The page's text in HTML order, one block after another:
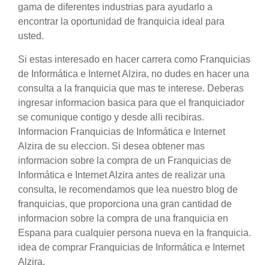
gama de diferentes industrias para ayudarlo a
encontrar la oportunidad de franquicia ideal para
usted.
Si estas interesado en hacer carrera como Franquicias
de Informática e Internet Alzira, no dudes en hacer una
consulta a la franquicia que mas te interese. Deberas
ingresar informacion basica para que el franquiciador
se comunique contigo y desde alli recibiras.
Informacion Franquicias de Informática e Internet
Alzira de su eleccion. Si desea obtener mas
informacion sobre la compra de un Franquicias de
Informática e Internet Alzira antes de realizar una
consulta, le recomendamos que lea nuestro blog de
franquicias, que proporciona una gran cantidad de
informacion sobre la compra de una franquicia en
Espana para cualquier persona nueva en la franquicia.
idea de comprar Franquicias de Informática e Internet
Alzira.